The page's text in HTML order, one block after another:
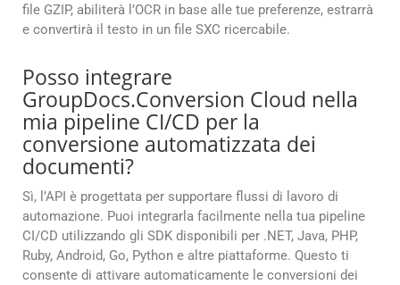
file GZIP, abiliterà l’OCR in base alle tue preferenze, estrarrà
e convertirà il testo in un file SXC ricercabile.
Posso integrare
GroupDocs.Conversion Cloud nella
mia pipeline CI/CD per la
conversione automatizzata dei
documenti?
Sì, l’API è progettata per supportare flussi di lavoro di
automazione. Puoi integrarla facilmente nella tua pipeline
CI/CD utilizzando gli SDK disponibili per .NET, Java, PHP,
Ruby, Android, Go, Python e altre piattaforme. Questo ti
consente di attivare automaticamente le conversioni dei